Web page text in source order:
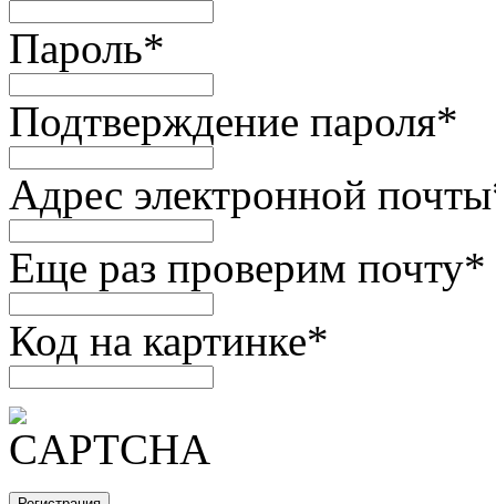
Пароль*
Подтверждение пароля*
Адрес электронной почты
Еще раз проверим почту*
Код на картинке*